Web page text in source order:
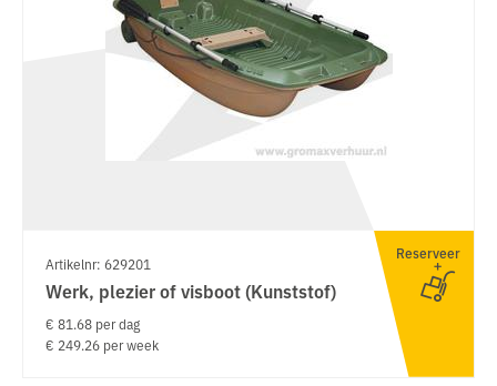
Artikelnr: 629201
Werk, plezier of visboot (Kunststof)
€ 81.68 per dag
€ 249.26 per week
Reserveer